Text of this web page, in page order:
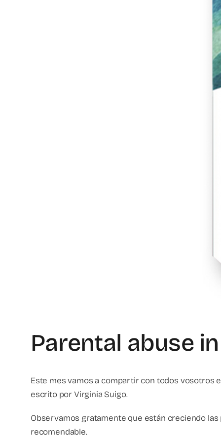
Parental abuse
Este mes vamos a compartir con todos vosotros
escrito por Virginia Suigo.
Observamos gratamente que están creciendo
recomendable.